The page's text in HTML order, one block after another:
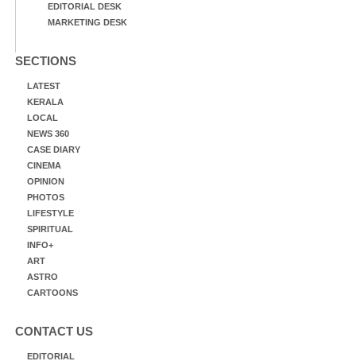
EDITORIAL DESK
MARKETING DESK
SECTIONS
LATEST
KERALA
LOCAL
NEWS 360
CASE DIARY
CINEMA
OPINION
PHOTOS
LIFESTYLE
SPIRITUAL
INFO+
ART
ASTRO
CARTOONS
CONTACT US
EDITORIAL